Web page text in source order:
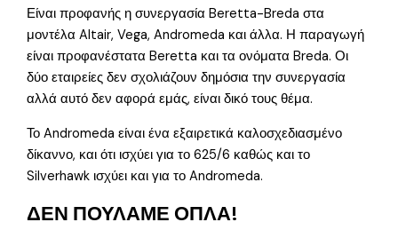
Είναι προφανής η συνεργασία Beretta-Breda στα
μοντέλα Altair, Vega, Andromeda και άλλα. Η παραγωγή
είναι προφανέστατα Beretta και τα ονόματα Breda. Οι
δύο εταιρείες δεν σχολιάζουν δημόσια την συνεργασία
αλλά αυτό δεν αφορά εμάς, είναι δικό τους θέμα.
Το Andromeda είναι ένα εξαιρετικά καλοσχεδιασμένο
δίκαννο, και ότι ισχύει για το 625/6 καθώς και το
Silverhawk ισχύει και για το Andromeda.
ΔΕΝ ΠΟΥΛΑΜΕ ΟΠΛΑ!